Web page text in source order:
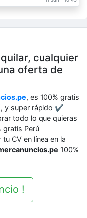
cualquier
oferta de
, es 100% gratis
super rápido ✔
todo lo que quieras
gratis Perú
CV en línea en la
100%
!